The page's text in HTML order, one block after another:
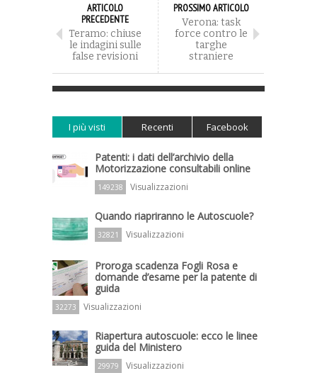
ARTICOLO
PRECEDENTE
Teramo: chiuse
le indagini sulle
false revisioni
PROSSIMO ARTICOLO
Verona: task
force contro le
targhe
straniere
I più visti Recenti Facebook
Patenti: i dati dell’archivio della
Motorizzazione consultabili online
149238 Visualizzazioni
Quando riapriranno le Autoscuole?
32821 Visualizzazioni
Proroga scadenza Fogli Rosa e
domande d’esame per la patente di
guida
32273 Visualizzazioni
Riapertura autoscuole: ecco le linee
guida del Ministero
29979 Visualizzazioni